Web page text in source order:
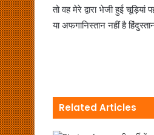
तो वह मेरे द्वारा भेजी हुई
या अफगानिस्तान नहीं है
Related Articles